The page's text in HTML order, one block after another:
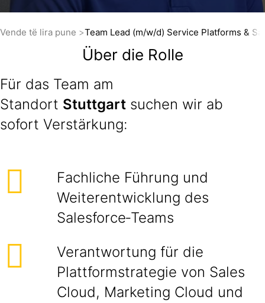
Vende të lira pune Team Lead (m/w/d) Service Platforms &
Über die Rolle
Für das Team am
Standort Stuttgart suchen wir ab
sofort Verstärkung:
Fachliche Führung und
Weiterentwicklung des
Salesforce‑Teams
Verantwortung für die
Plattformstrategie von Sales
Cloud, Marketing Cloud und